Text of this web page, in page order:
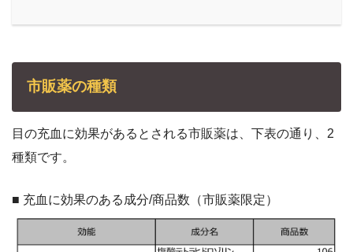
市販薬の種類
目の充血に効果があるとされる市販薬は、下表の通り、2
種類です。
■ 充血に効果のある成分/商品数（市販薬限定）